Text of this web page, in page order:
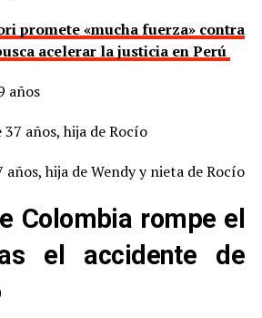
promete «mucha fuerza» contra
acelerar la justicia en Perú
años
años, hija de Rocío
hija de Wendy y nieta de Rocío
Colombia rompe el
el accidente de